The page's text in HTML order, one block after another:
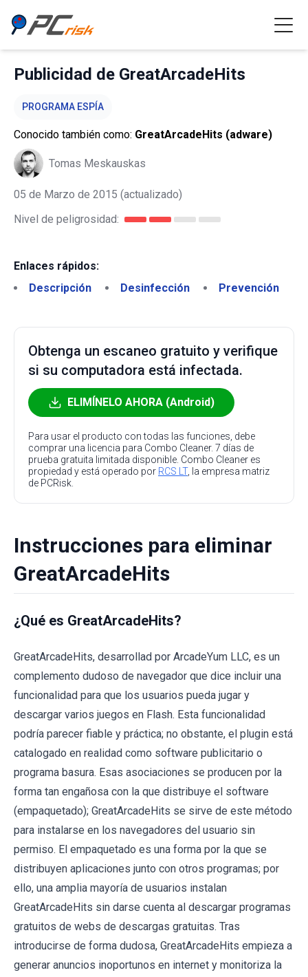
Publicidad de GreatArcadeHits
PROGRAMA ESPÍA
Conocido también como: GreatArcadeHits (adware)
Tomas Meskauskas
05 de Marzo de 2015 (actualizado)
Nivel de peligrosidad:
Enlaces rápidos:
Descripción
Desinfección Prevención
Obtenga un escaneo gratuito y verifique
si su computadora está infectada.
ELIMÍNELO AHORA (Android)
Para usar el producto con todas las funciones, debe
comprar una licencia para Combo Cleaner. 7 días de
prueba gratuita limitada disponible. Combo Cleaner es
propiedad y está operado por RCS LT, la empresa matriz
de PCRisk.
Instrucciones para eliminar
GreatArcadeHits
¿Qué es GreatArcadeHits?
GreatArcadeHits, desarrollad por ArcadeYum LLC, es un
complemento dudoso de navegador que dice incluir una
funcionalidad para que los usuarios pueda jugar y
descargar varios juegos en Flash. Esta funcionalidad
podría parecer fiable y práctica; no obstante, el plugin está
catalogado en realidad como software publicitario o
programa basura. Esas asociaciones se producen por la
forma tan engañosa con la que distribuye el software
(empaquetado); GreatArcadeHits se sirve de este método
para instalarse en los navegadores del usuario sin
permiso. El empaquetado es una forma por la que se
distribuyen aplicaciones junto con otros programas; por
ello, una amplia mayoría de usuarios instalan
GreatArcadeHits sin darse cuenta al descargar programas
gratuitos de webs de descargas gratuitas. Tras
introducirse de forma dudosa, GreatArcadeHits empieza a
generar anuncios inoportunos en internet y monitoriza la